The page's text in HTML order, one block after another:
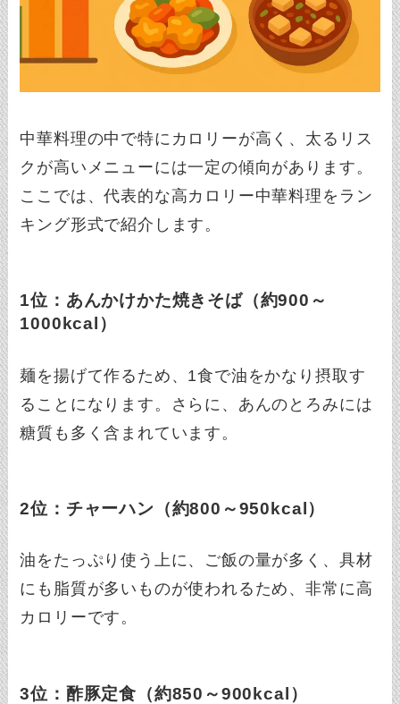
中華料理の中で特にカロリーが高く、太るリス
クが高いメニューには一定の傾向があります。
ここでは、代表的な高カロリー中華料理をラン
キング形式で紹介します。
1位：あんかけかた焼きそば（約900～
1000kcal）
麺を揚げて作るため、1食で油をかなり摂取す
ることになります。さらに、あんのとろみには
糖質も多く含まれています。
2位：チャーハン（約800～950kcal）
油をたっぷり使う上に、ご飯の量が多く、具材
にも脂質が多いものが使われるため、非常に高
カロリーです。
3位：酢豚定食（約850～900kcal）